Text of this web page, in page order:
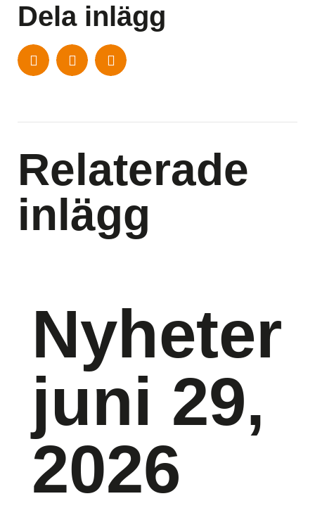
Dela inlägg
Relaterade
inlägg
Nyheter
juni 29,
2026